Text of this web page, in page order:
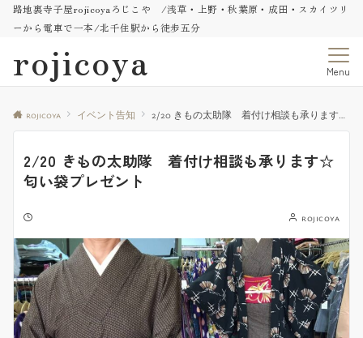
路地裏寺子屋rojicoyaろじこや /浅草・上野・秋葉原・成田・スカイツリ
ーから電車で一本/北千住駅から徒歩五分
rojicoya Menu
rojicoya イベント告知 2/20 きもの太助隊 着付け相談も承ります☆匂い袋プレゼント
2/20 きもの太助隊 着付け相談も承ります☆
匂い袋プレゼント
rojicoya